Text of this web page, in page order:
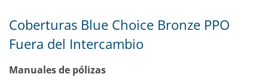
Coberturas Blue Choice Bronze PPO
Fuera del Intercambio
Manuales de pólizas